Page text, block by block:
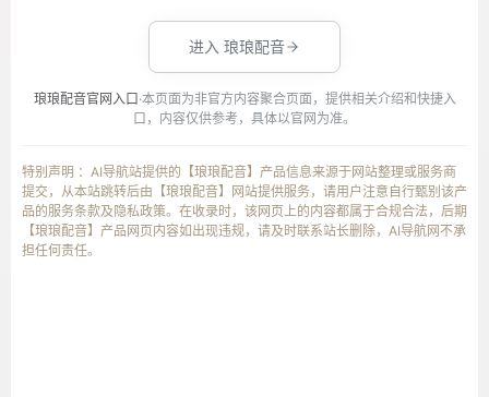
进入 琅琅配音
琅琅配音官网入口 ·本页面为非官方内容聚合页面，提供相关介绍和快捷入
口，内容仅供参考，具体以官网为准。
特别声明 ：AI导航站提供的【琅琅配音】产品信息来源于网站整理或服务商
提交，从本站跳转后由【琅琅配音】网站提供服务，请用户注意自行甄别该产
品的服务条款及隐私政策。在收录时，该网页上的内容都属于合规合法，后期
【琅琅配音】产品网页内容如出现违规，请及时联系站长删除，AI导航网不承
担任何责任。